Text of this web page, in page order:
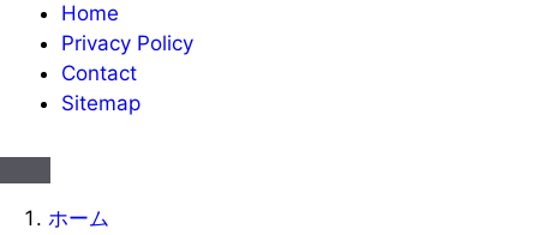
Home
Privacy Policy
Contact
Sitemap
ホーム